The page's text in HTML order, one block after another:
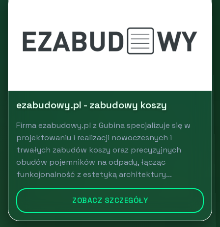
ezabudowy.pl - zabudowy koszy
Firma ezabudowy.pl z Gubina specjalizuje się w
projektowaniu i realizacji nowoczesnych i
trwałych zabudów koszy oraz precyzyjnych
obudów pojemników na odpady, łącząc
funkcjonalność z estetyką architektury...
ZOBACZ SZCZEGÓŁY